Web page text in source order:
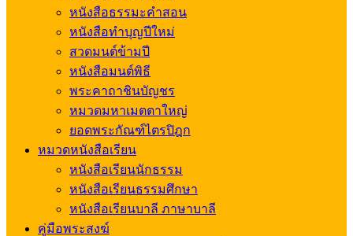
หนังสือธรรมะคำสอน
หนังสือทำบุญปีใหม่
สวดมนต์ข้ามปี
หนังสือมนต์พิธี
พระคาถาชินบัญชร
หมวดมหาเมตตาใหญ่
ยอดพระกัณฑ์ไตรปิฎก
หมวดหนังสือเรียน
หนังสือเรียนนักธรรม
หนังสือเรียนธรรมศึกษา
หนังสือเรียนบาลี ภาษาบาลี
คู่มือพระสงฆ์